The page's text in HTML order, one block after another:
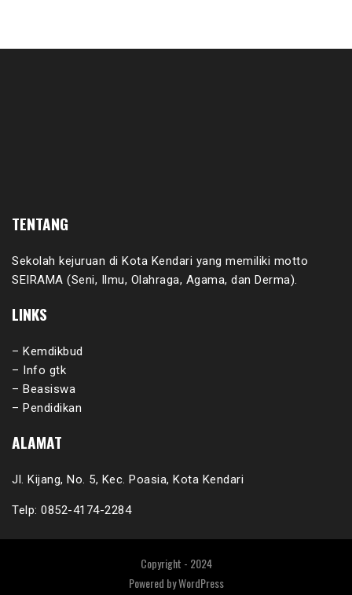
TENTANG
Sekolah kejuruan di Kota Kendari yang memiliki motto
SEIRAMA (Seni, Ilmu, Olahraga, Agama, dan Derma).
LINKS
– Kemdikbud
– Info gtk
– Beasiswa
– Pendidikan
ALAMAT
Jl. Kijang, No. 5, Kec. Poasia, Kota Kendari
Telp: 0852-4174-2284
Copyright - 2024
Powered byWordPress